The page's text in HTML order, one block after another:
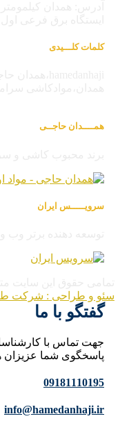
کلمات کلـــیدی
همــــدان حاجــی
سرویـــــس ایران
و طراحی : شرکت
گفتگو با ما
جهت تماس با کارشناسان
پاسخگوی شما عزیزان
09181110195
info@hamedanhaji.ir